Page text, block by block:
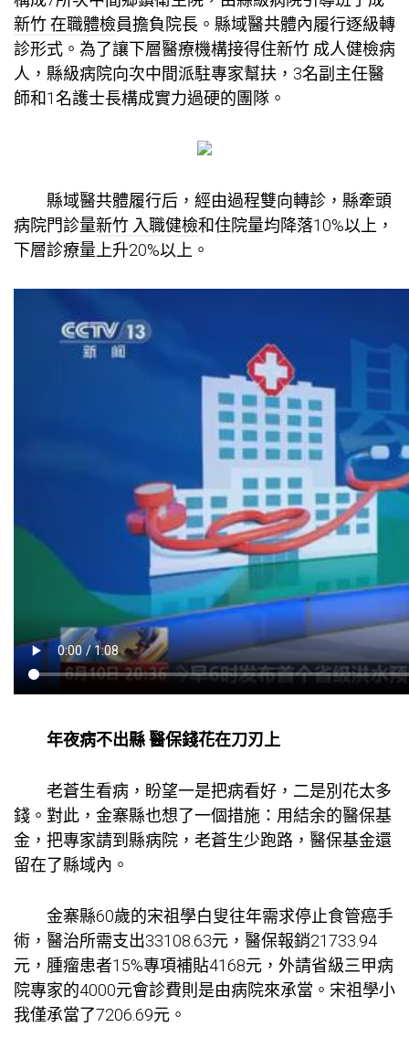
新竹 在職體檢員擔負院長。縣域醫共體內履行逐級轉
診形式。為了讓下層醫療機構接得住新竹 成人健檢病
人，縣級病院向次中間派駐專家幫扶，3名副主任醫
師和1名護士長構成實力過硬的團隊。
縣域醫共體履行后，經由過程雙向轉診，縣牽頭
病院門診量新竹 入職健檢和住院量均降落10%以上，
下層診療量上升20%以上。
年夜病不出縣 醫保錢花在刀刃上
老蒼生看病，盼望一是把病看好，二是別花太多
錢。對此，金寨縣也想了一個措施：用結余的醫保基
金，把專家請到縣病院，老蒼生少跑路，醫保基金還
留在了縣域內。
金寨縣60歲的宋祖學白叟往年需求停止食管癌手
術，醫治所需支出33108.63元，醫保報銷21733.94
元，腫瘤患者15%專項補貼4168元，外請省級三甲病
院專家的4000元會診費則是由病院來承當。宋祖學小
我僅承當了7206.69元。